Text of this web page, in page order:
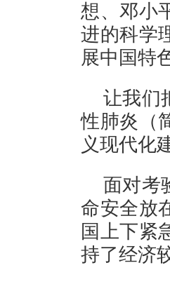
想、邓小
进的科学
展中国特
让我们
性肺炎（
义现代化
面对考
命安全放
国上下紧
持了经济